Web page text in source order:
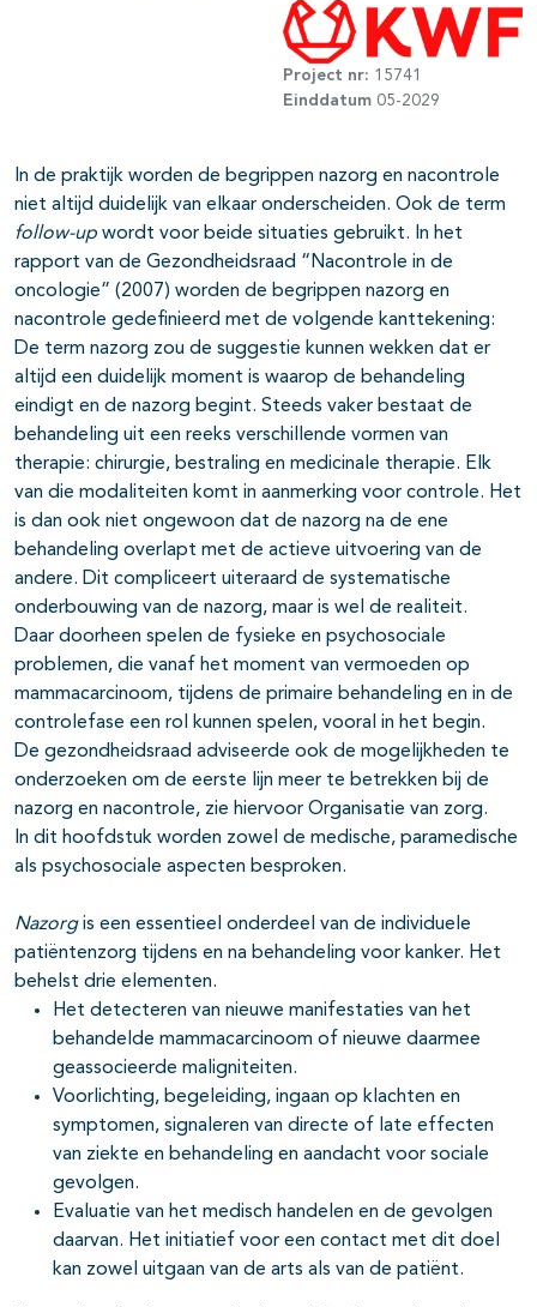
open- en dichtklappen
open- en dichtklappen
open- en dichtklappen
open- en dichtklappen
Project nr: 15741
Einddatum 05-2029
In de praktijk worden de begrippen nazorg en nacontrole
niet altijd duidelijk van elkaar onderscheiden. Ook de term
follow-up wordt voor beide situaties gebruikt. In het
rapport van de Gezondheidsraad “Nacontrole in de
oncologie” (2007) worden de begrippen nazorg en
nacontrole gedefinieerd met de volgende kanttekening:
De term nazorg zou de suggestie kunnen wekken dat er
altijd een duidelijk moment is waarop de behandeling
eindigt en de nazorg begint. Steeds vaker bestaat de
behandeling uit een reeks verschillende vormen van
therapie: chirurgie, bestraling en medicinale therapie. Elk
van die modaliteiten komt in aanmerking voor controle. Het
is dan ook niet ongewoon dat de nazorg na de ene
behandeling overlapt met de actieve uitvoering van de
andere. Dit compliceert uiteraard de systematische
onderbouwing van de nazorg, maar is wel de realiteit.
Daar doorheen spelen de fysieke en psychosociale
problemen, die vanaf het moment van vermoeden op
mammacarcinoom, tijdens de primaire behandeling en in de
controlefase een rol kunnen spelen, vooral in het begin.
De gezondheidsraad adviseerde ook de mogelijkheden te
onderzoeken om de eerste lijn meer te betrekken bij de
nazorg en nacontrole, zie hiervoor Organisatie van zorg.
In dit hoofdstuk worden zowel de medische, paramedische
als psychosociale aspecten besproken.
Nazorgis een essentieel onderdeel van de individuele
patiëntenzorg tijdens en na behandeling voor kanker. Het
behelst drie elementen.
Het detecteren van nieuwe manifestaties van het
behandelde mammacarcinoom of nieuwe daarmee
geassocieerde maligniteiten.
Voorlichting, begeleiding, ingaan op klachten en
symptomen, signaleren van directe of late effecten
van ziekte en behandeling en aandacht voor sociale
gevolgen.
Evaluatie van het medisch handelen en de gevolgen
daarvan. Het initiatief voor een contact met dit doel
kan zowel uitgaan van de arts als van de patiënt.